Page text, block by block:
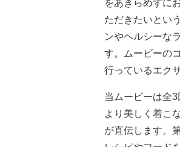
をあきらめずに
ただきたいとい
ンやヘルシーな
す。ムービーの
行っているエク
当ムービーは全
より美しく着こ
が直伝します。